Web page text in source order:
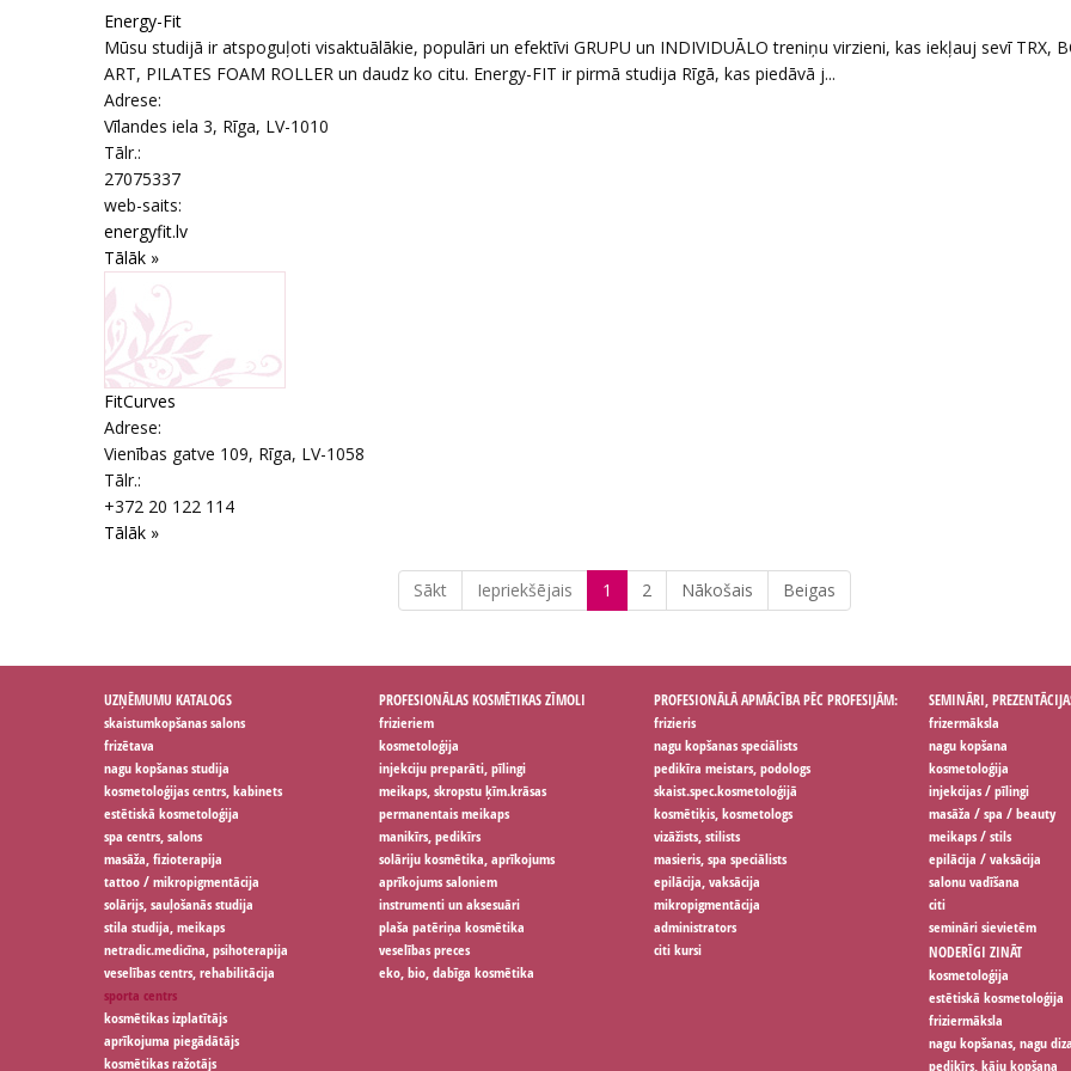
Energy-Fit
Mūsu studijā ir atspoguļoti visaktuālākie, populāri un efektīvi GRUPU un INDIVIDUĀLO treniņu virzieni, kas iekļauj sevī TRX,
ART, PILATES FOAM ROLLER un daudz ko citu. Energy-FIT ir pirmā studija Rīgā, kas piedāvā j...
Adrese:
Vīlandes iela 3, Rīga, LV-1010
Tālr.:
27075337
web-saits:
energyfit.lv
Tālāk »
FitCurves
Adrese:
Vienības gatve 109, Rīga, LV-1058
Tālr.:
+372 20 122 114
Tālāk »
Sākt Iepriekšējais 1 2 Nākošais Beigas
UZŅĒMUMU KATALOGS
skaistumkopšanas salons
frizētava
nagu kopšanas studija
kosmetoloģijas centrs, kabinets
estētiskā kosmetoloģija
spa centrs, salons
masāža, fizioterapija
tattoo / mikropigmentācija
solārijs, sauļošanās studija
stila studija, meikaps
netradic.medicīna, psihoterapija
veselības centrs, rehabilitācija
sporta centrs
kosmētikas izplatītājs
aprīkojuma piegādātājs
kosmētikas ražotājs
PROFESIONĀLAS KOSMĒTIKAS ZĪMOLI
frizieriem
kosmetoloģija
injekciju preparāti, pīlingi
meikaps, skropstu ķīm.krāsas
permanentais meikaps
manikīrs, pedikīrs
solāriju kosmētika, aprīkojums
aprīkojums saloniem
instrumenti un aksesuāri
plaša patēriņa kosmētika
veselības preces
eko, bio, dabīga kosmētika
PROFESIONĀLĀ APMĀCĪBA PĒC PROFESIJĀM:
frizieris
nagu kopšanas speciālists
pedikīra meistars, podologs
skaist.spec.kosmetoloģijā
kosmētiķis, kosmetologs
vizāžists, stilists
masieris, spa speciālists
epilācija, vaksācija
mikropigmentācija
administrators
citi kursi
SEMINĀRI,
frizermāksla
nagu kopšana
kosmetoloģija
injekcijas / pīlingi
masāža / spa / beauty
meikaps / stils
epilācija / vaksācija
salonu vadīšana
citi
semināri sievietēm
NODERĪGI ZINĀT
kosmetoloģija
estētiskā kosmetoloģija
friziermāksla
nagu kopšanas, nagu
pedikīrs, kāju kopšana